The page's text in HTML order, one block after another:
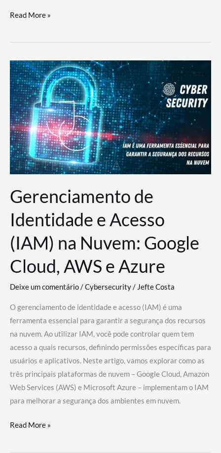
DevSecOps
Prática:
Desenvolvimento,
Segurança
e
Operações
Read More »
Gerenciamento de
Identidade e Acesso
(IAM) na Nuvem: Google
Cloud, AWS e Azure
Deixe um comentário/Cybersecurity/ Jefte Costa
O gerenciamento de identidade e acesso (IAM) é uma
ferramenta essencial para garantir a segurança dos recursos
na nuvem. Ao utilizar IAM, você pode controlar quem tem
acesso a quais recursos, definindo permissões específicas para
usuários e aplicativos. Neste artigo, vamos explorar como as
três principais plataformas de nuvem – Google Cloud, Amazon
Web Services (AWS) e Microsoft Azure – implementam o IAM
para melhorar a segurança dos ambientes em nuvem.
Gerenciamento
Read More »